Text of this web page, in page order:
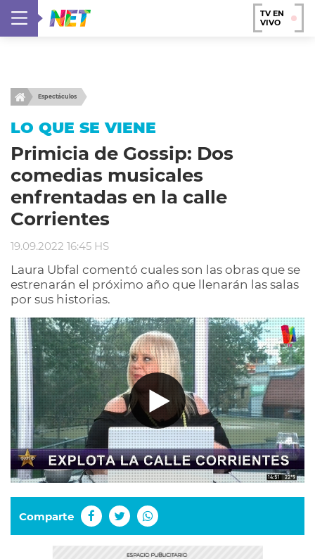
TV EN
VIVO
Espectáculos
LO QUE SE VIENE
Primicia de Gossip: Dos
comedias musicales
enfrentadas en la calle
Corrientes
19.09.2022 16:45 HS
Laura Ubfal comentó cuales son las obras que se
estrenarán el próximo año que llenarán las salas
por sus historias.
Comparte